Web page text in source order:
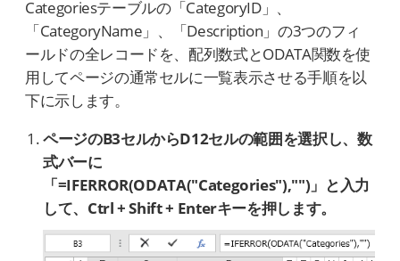
Categoriesテーブルの「CategoryID」、
「CategoryName」、「Description」の3つのフィ
ールドの全レコードを、配列数式とODATA関数を使
用してページの通常セルに一覧表示させる手順を以
下に示します。
ページのB3セルからD12セルの範囲を選択し、数
式バーに
「=IFERROR(ODATA("Categories"),"")」と入力
して、Ctrl + Shift + Enterキーを押します。